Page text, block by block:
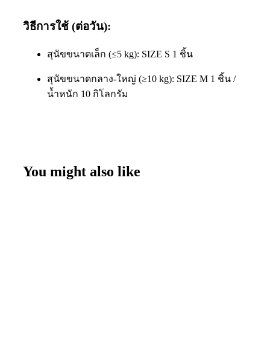
วิธีการใช้ (ต่อวัน):
สุนัขขนาดเล็ก (≤5 kg): SIZE S 1 ชิ้น
สุนัขขนาดกลาง-ใหญ่ (≥10 kg): SIZE M 1 ชิ้น /
น้ำหนัก 10 กิโลกรัม
You might also like